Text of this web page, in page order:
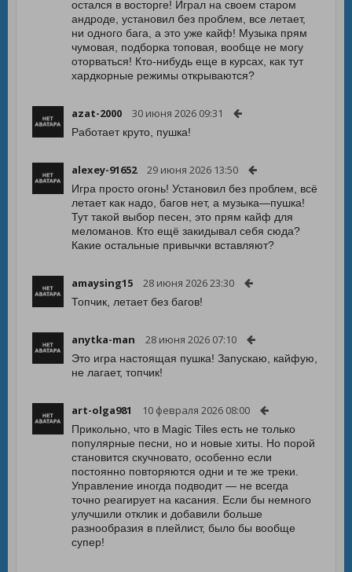
остался в восторге! Играл на своем старом
андроде, установил без проблем, все летает,
ни одного бага, а это уже кайф! Музыка прям
чумовая, подборка топовая, вообще не могу
оторваться! Кто-нибудь еще в курсах, как тут
хардкорные режимы открываются?
azat-2000 30 июня 2026 09:31
Работает круто, пушка!
alexey-91652 29 июня 2026 13:50
Игра просто огонь! Установил без проблем, всё
летает как надо, багов нет, а музыка—пушка!
Тут такой выбор песен, это прям кайф для
меломанов. Кто ещё закидывал себя сюда?
Какие остальные привычки вставляют?
amaysing15 28 июня 2026 23:30
Топчик, летает без багов!
anytka-man 28 июня 2026 07:10
Это игра настоящая пушка! Запускаю, кайфую,
не лагает, топчик!
art-olga981 10 февраля 2026 08:00
Прикольно, что в Magic Tiles есть не только
популярные песни, но и новые хиты. Но порой
становится скучновато, особенно если
постоянно повторяются одни и те же треки.
Управление иногда подводит — не всегда
точно реагирует на касания. Если бы немного
улучшили отклик и добавили больше
разнообразия в плейлист, было бы вообще
супер!